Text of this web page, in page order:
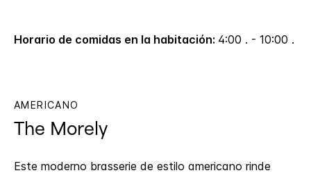
Horario de comidas en la habitación: 4:00 . - 10:00 .
AMERICANO
The Morely
Este moderno brasserie de estilo americano rinde